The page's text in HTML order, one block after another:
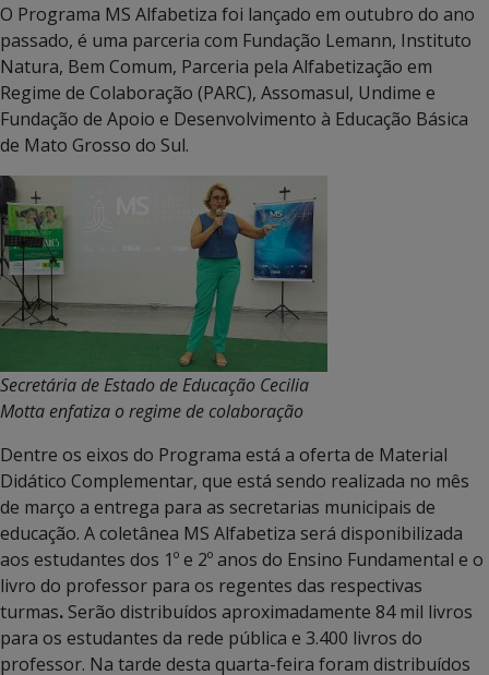
O Programa MS Alfabetiza foi lançado em outubro do ano
passado, é uma parceria com Fundação Lemann, Instituto
Natura, Bem Comum, Parceria pela Alfabetização em
Regime de Colaboração (PARC), Assomasul, Undime e
Fundação de Apoio e Desenvolvimento à Educação Básica
de Mato Grosso do Sul.
Secretária de Estado de Educação Cecilia
Motta enfatiza o regime de colaboração
Dentre os eixos do Programa está a oferta de Material
Didático Complementar, que está sendo realizada no mês
de março a entrega para as secretarias municipais de
educação. A coletânea MS Alfabetiza será disponibilizada
aos estudantes dos 1º e 2º anos do Ensino Fundamental e o
livro do professor para os regentes das respectivas
turmas. Serão distribuídos aproximadamente 84 mil livros
para os estudantes da rede pública e 3.400 livros do
professor. Na tarde desta quarta-feira foram distribuídos